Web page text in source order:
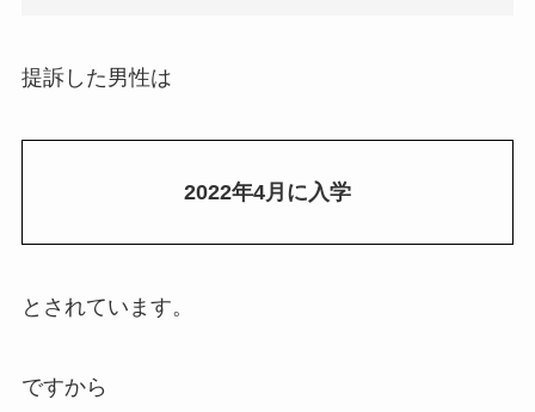
提訴した男性は
2022年4月に入学
とされています。
ですから